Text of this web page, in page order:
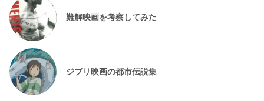
難解映画を考察してみた
ジブリ映画の都市伝説集